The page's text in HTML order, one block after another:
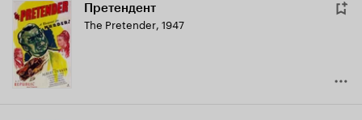
Претендент
The Pretender, 1947